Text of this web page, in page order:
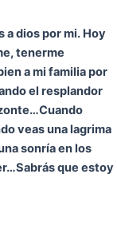
a dios por mi. Hoy
tenerme
a mi familia por
el resplandor
Cuando
veas una lagrima
sonría en los
Sabrás que estoy